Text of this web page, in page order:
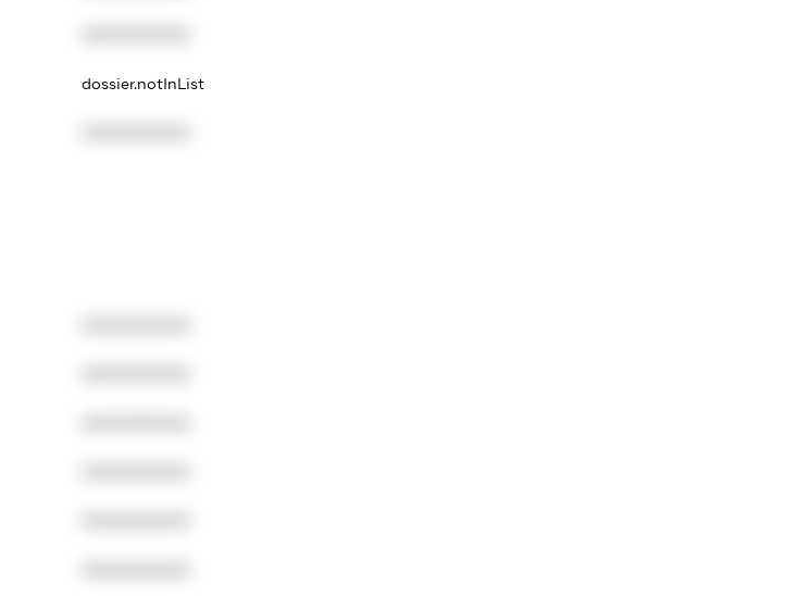
dossier.notInList